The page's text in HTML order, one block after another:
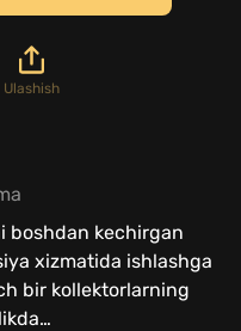
Ulashish
boshdan kechirgan
xizmatida ishlashga
bir kollektorlarning
…